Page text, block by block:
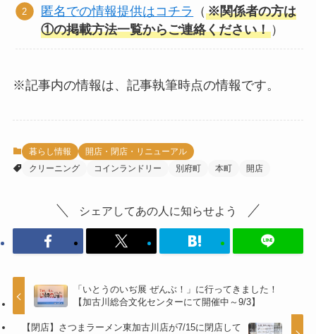
匿名での情報提供はコチラ （※関係者の方は
①の掲載方法一覧からご連絡ください！ ）
※記事内の情報は、記事執筆時点の情報です。
暮らし情報
開店・閉店・リニューアル
クリーニング
コインランドリー 別府町 本町 開店
シェアしてあの人に知らせよう
「いとうのいぢ展 ぜんぶ！」に行ってきました！
【加古川総合文化センターにて開催中～9/3】
【閉店】さつまラーメン東加古川店が7/15に閉店して